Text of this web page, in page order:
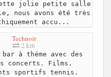
jolie petite salle
nous avons été très
accu...
Technoir
2 km
à théme avec des
concerts. Films.
sportifs tennis.